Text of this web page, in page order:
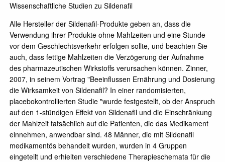
Wissenschaftliche Studien zu Sildenafil
Alle Hersteller der Sildenafil-Produkte geben an, dass die
Verwendung ihrer Produkte ohne Mahlzeiten und eine Stunde
vor dem Geschlechtsverkehr erfolgen sollte, und beachten Sie
auch, dass fettige Mahlzeiten die Verzögerung der Aufnahme
des pharmazeutischen Wirkstoffs verursachen können. Zinner,
2007, in seinem Vortrag "Beeinflussen Ernährung und Dosierung
die Wirksamkeit von Sildenafil? In einer randomisierten,
placebokontrollierten Studie "wurde festgestellt, ob der Anspruch
auf den 1-stündigen Effekt von Sildenafil und die Einschränkung
der Mahlzeit tatsächlich auf die Patienten, die das Medikament
einnehmen, anwendbar sind. 48 Männer, die mit Sildenafil
medikamentös behandelt wurden, wurden in 4 Gruppen
eingeteilt und erhielten verschiedene Therapieschemata für die